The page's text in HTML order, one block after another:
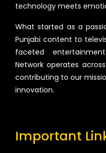
technology meets
What started as a
Punjabi content to
faceted
Network operates
contributing to our
innovation.
Important